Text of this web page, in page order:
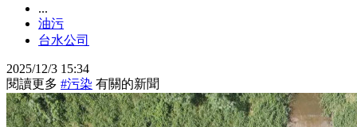
...
油污
台水公司
2025/12/3 15:34
閱讀更多 #污染 有關的新聞